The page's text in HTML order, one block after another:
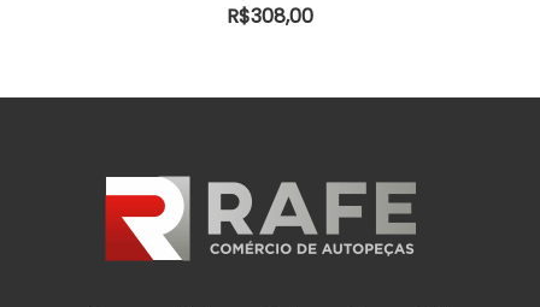
R$308,00